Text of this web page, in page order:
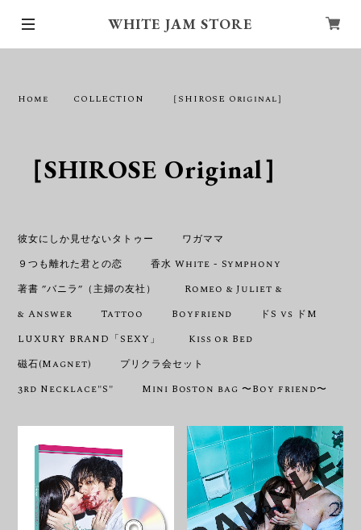
WHITE JAM STORE
Home COLLECTION ［SHIROSE Original］
［SHIROSE Original］
彼女にしか見せないタトゥー
ワガママ
９つも離れた君との恋
香水 White - Symphony
著書 ”バニラ”（主婦の友社）
Romeo & Juliet &
& Answer
Tattoo Boyfriend
ドS vs ドM
LUXURY BRAND「SEXY」
Kiss or Bed
磁石(Magnet)
プリクラ会セット
3rd Necklace"S"
Mini Boston bag 〜Boy friend〜